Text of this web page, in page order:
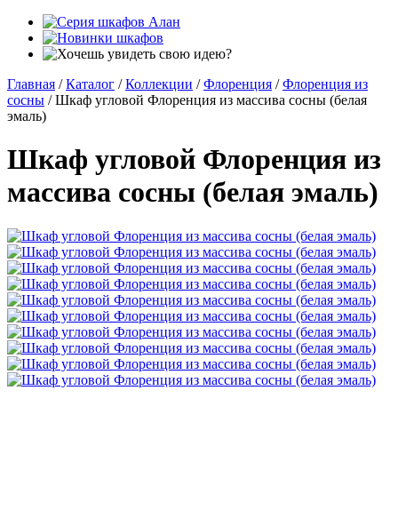
Главная / Каталог / Коллекции / Флоренция / Флоренция из
сосны / Шкаф угловой Флоренция из массива сосны (белая
эмаль)
Шкаф угловой Флоренция из
массива сосны (белая эмаль)